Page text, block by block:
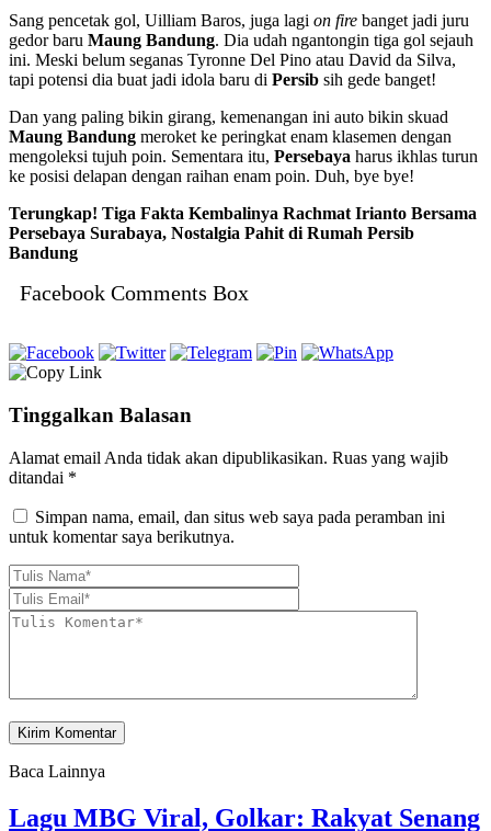
Sang pencetak gol, Uilliam Baros, juga lagi on fire banget jadi juru
gedor baru Maung Bandung. Dia udah ngantongin tiga gol sejauh
ini. Meski belum seganas Tyronne Del Pino atau David da Silva,
tapi potensi dia buat jadi idola baru di Persib sih gede banget!
Dan yang paling bikin girang, kemenangan ini auto bikin skuad
Maung Bandung meroket ke peringkat enam klasemen dengan
mengoleksi tujuh poin. Sementara itu, Persebaya harus ikhlas turun
ke posisi delapan dengan raihan enam poin. Duh, bye bye!
Terungkap! Tiga Fakta Kembalinya Rachmat Irianto Bersama
Persebaya Surabaya, Nostalgia Pahit di Rumah Persib
Bandung
Facebook Comments Box
Tinggalkan Balasan
Alamat email Anda tidak akan dipublikasikan. Ruas yang wajib
ditandai *
Simpan nama, email, dan situs web saya pada peramban ini
untuk komentar saya berikutnya.
Baca Lainnya
Lagu MBG Viral, Golkar: Rakyat Senang